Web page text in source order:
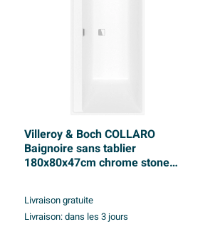
Villeroy & Boch COLLARO
Baignoire sans tablier
180x80x47cm chrome stone
Livraison gratuite
Livraison:dans les 3 jours